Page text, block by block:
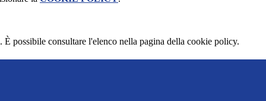
possibile consultare l'elenco nella pagina della cookie policy.